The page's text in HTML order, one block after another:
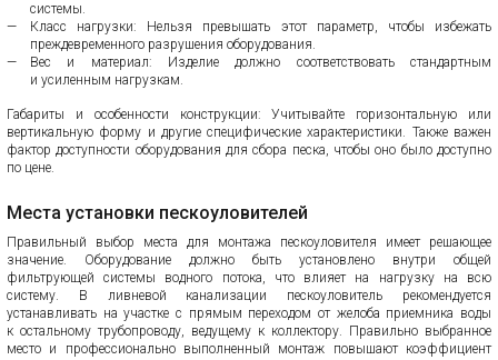
системы.
Класс нагрузки: Нельзя превышать этот параметр, чтобы избежать
преждевременного разрушения оборудования.
Вес и материал: Изделие должно соответствовать стандартным
и усиленным нагрузкам.
Габариты и особенности конструкции: Учитывайте горизонтальную или
вертикальную форму и другие специфические характеристики. Также важен
фактор доступности оборудования для сбора песка, чтобы оно было доступно
по цене.
Места установки пескоуловителей
Правильный выбор места для монтажа пескоуловителя имеет решающее
значение. Оборудование должно быть установлено внутри общей
фильтрующей системы водного потока, что влияет на нагрузку на всю
систему. В ливневой канализации пескоуловитель рекомендуется
устанавливать на участке с прямым переходом от желоба приемника воды
к остальному трубопроводу, ведущему к коллектору. Правильно выбранное
место и профессионально выполненный монтаж повышают коэффициент